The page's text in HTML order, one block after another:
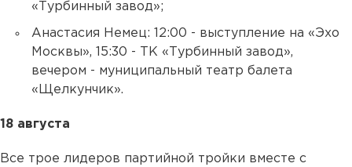
«Турбинный завод»;
Анастасия Немец: 12:00 - выступление на «Эхо
Москвы», 15:30 - ТК «Турбинный завод»,
вечером - муниципальный театр балета
«Щелкунчик».
18 августа
Все трое лидеров партийной тройки вместе с